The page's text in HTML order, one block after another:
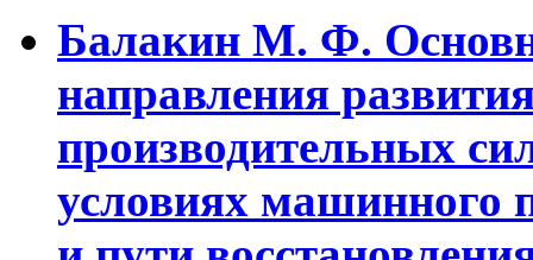
Балакин М. Ф.
напpавления
пpоизводительных
условиях машинного